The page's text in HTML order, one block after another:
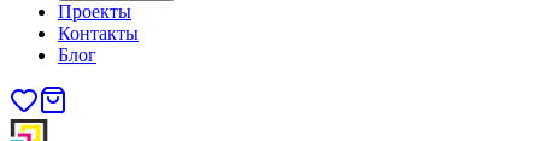
Проекты
Контакты
Блог